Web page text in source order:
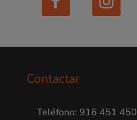
Contactar
Teléfono: 916 451 450